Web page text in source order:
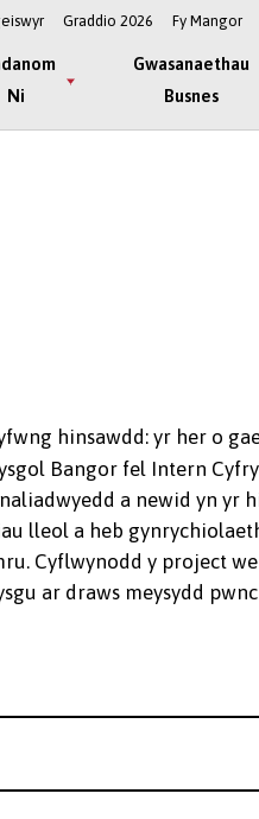
Graddio 2026 Fy Mangor
Ni
Gwasanaethau
Busnes
hinsawdd: yr her o
Bangor fel Intern
a newid yn yr
lleol a heb
Cyflwynodd y project
ar draws meysydd